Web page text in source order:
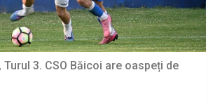
Turul 3. CSO Băicoi are oaspeți de